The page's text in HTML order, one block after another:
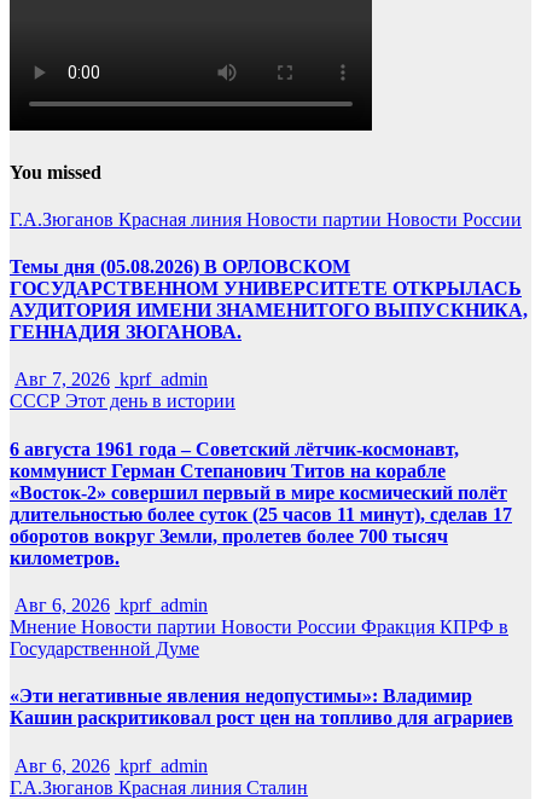
You missed
Г.А.Зюганов Красная линия Новости партии Новости России
Темы дня (05.08.2026) В ОРЛОВСКОМ
ГОСУДАРСТВЕННОМ УНИВЕРСИТЕТЕ ОТКРЫЛАСЬ
АУДИТОРИЯ ИМЕНИ ЗНАМЕНИТОГО ВЫПУСКНИКА,
ГЕННАДИЯ ЗЮГАНОВА.
Авг 7, 2026 kprf_admin
СССР Этот день в истории
6 августа 1961 года – Советский лётчик-космонавт,
коммунист Герман Степанович Титов на корабле
«Восток-2» совершил первый в мире космический полёт
длительностью более суток (25 часов 11 минут), сделав 17
оборотов вокруг Земли, пролетев более 700 тысяч
километров.
Авг 6, 2026 kprf_admin
Мнение Новости партии Новости России Фракция КПРФ в
Государственной Думе
«Эти негативные явления недопустимы»: Владимир
Кашин раскритиковал рост цен на топливо для аграриев
Авг 6, 2026 kprf_admin
Г.А.Зюганов Красная линия Сталин